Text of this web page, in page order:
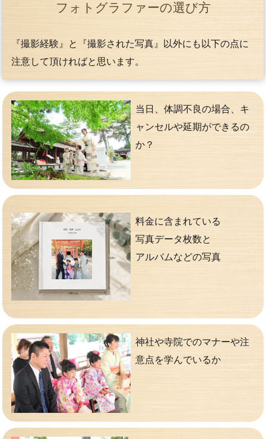
フォトグラファーの選び方
『撮影経験』と『撮影された写真』以外にも以下の点に
注意して頂ければと思います。
当日、体調不良の場合、キ
ャンセルや延期ができるの
か？
料金に含まれている
写真データ枚数と
アルバムなどの写真
神社や寺院でのマナーや注
意点を学んでいるか